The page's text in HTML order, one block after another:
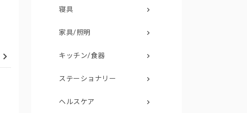
寝具
家具/照明
キッチン/食器
ステーショナリー
ヘルスケア